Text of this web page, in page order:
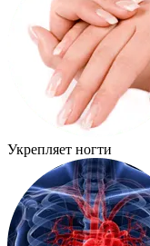
Укрепляет ногти